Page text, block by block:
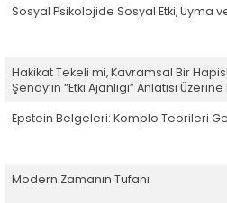
Sosyal Psikolojide Sosyal Etki, Uyma
Hakikat Tekeli mi, Kavramsal Bir
Şenay’ın “Etki Ajanlığı” Anlatısı
Epstein Belgeleri: Komplo Teorileri
Modern Zamanın Tufanı